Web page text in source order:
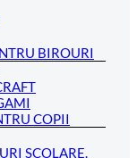
BIROURI
COPII
SCOLARE.